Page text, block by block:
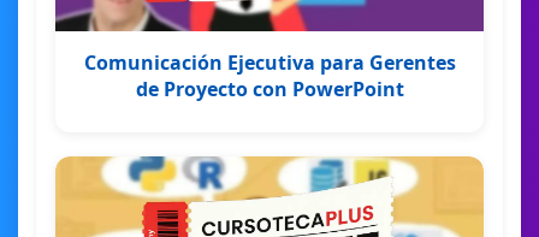
Comunicación Ejecutiva para Gerentes
de Proyecto con PowerPoint